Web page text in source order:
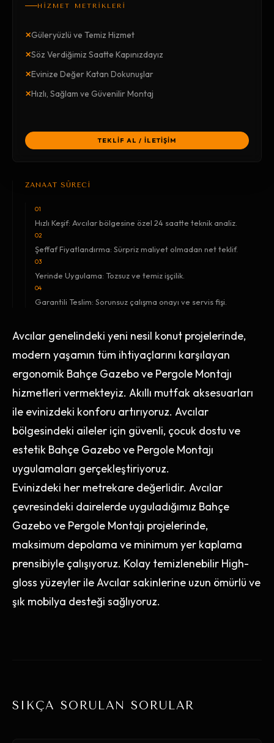
HİZMET METRİKLERİ
×Güleryüzlü ve Temiz Hizmet
×Söz Verdiğimiz Saatte Kapınızdayız
×Evinize Değer Katan Dokunuşlar
×Hızlı, Sağlam ve Güvenilir Montaj
TEKLİF AL / İLETİŞİM
ZANAAT SÜRECİ
01
Hızlı Keşif: Avcılar bölgesine özel 24 saatte teknik analiz.
02
Şeffaf Fiyatlandırma: Sürpriz maliyet olmadan net teklif.
03
Yerinde Uygulama: Tozsuz ve temiz işçilik.
04
Garantili Teslim: Sorunsuz çalışma onayı ve servis fişi.
Avcılar genelindeki yeni nesil konut projelerinde,
modern yaşamın tüm ihtiyaçlarını karşılayan
ergonomik Bahçe Gazebo ve Pergole Montajı
hizmetleri vermekteyiz. Akıllı mutfak aksesuarları
ile evinizdeki konforu artırıyoruz. Avcılar
bölgesindeki aileler için güvenli, çocuk dostu ve
estetik Bahçe Gazebo ve Pergole Montajı
uygulamaları gerçekleştiriyoruz.
Evinizdeki her metrekare değerlidir. Avcılar
çevresindeki dairelerde uyguladığımız Bahçe
Gazebo ve Pergole Montajı projelerinde,
maksimum depolama ve minimum yer kaplama
prensibiyle çalışıyoruz. Kolay temizlenebilir High-
gloss yüzeyler ile Avcılar sakinlerine uzun ömürlü ve
şık mobilya desteği sağlıyoruz.
SIKÇA SORULAN SORULAR